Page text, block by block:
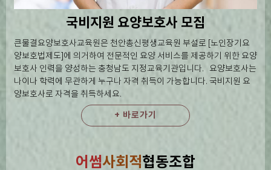
국비지원 요양보호사 모집
큰물결요양보호사교육원은 천안총신평생교육원 부설로 [노인장기요
양보호법제도]에 의거하여 전문적인 요양 서비스를 제공하기 위한 요양
보호사 인력을 양성하는 충청남도 지정교육기관입니다. 요양보호사는
나이나 학력에 무관하게 누구나 자격 취득이 가능합니다. 국비지원 요
양보호사로 자격을 취득하세요.
+ 바로가기
어썸사회적협동조합